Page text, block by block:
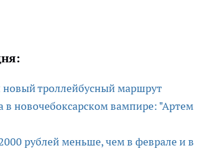
троллейбусный маршрут
новочебоксарском вампире: "Артем
рублей меньше, чем в феврале и в